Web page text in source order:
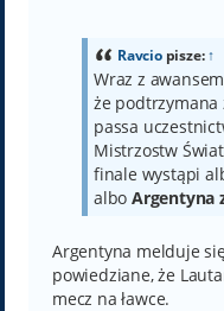
Ravciopisze:↑
Wraz z
że podtrzymana
passa
Mistrzostw
finale wystąpi
albo Argentyna
Argentyna melduje
powiedziane, że
mecz na ławce.